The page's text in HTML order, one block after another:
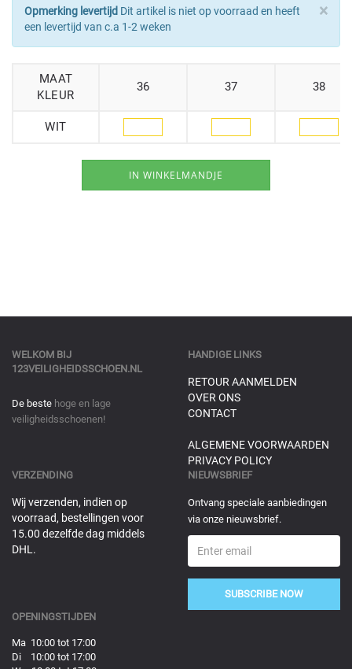
×
Opmerking levertijd Dit artikel is niet op voorraad en heeft
een levertijd van c.a 1-2 weken
MAAT
KLEUR
36 37 38
WIT
WELKOM BIJ
123VEILIGHEIDSSCHOEN.NL
De beste hoge en lage
veiligheidsschoenen!
HANDIGE LINKS
RETOUR AANMELDEN
OVER ONS
CONTACT
ALGEMENE VOORWAARDEN
PRIVACY POLICY
VERZENDING
Wij verzenden, indien op
voorraad, bestellingen voor
15.00 dezelfde dag middels
DHL.
NIEUWSBRIEF
Ontvang speciale aanbiedingen
via onze nieuwsbrief.
SUBSCRIBE NOW
OPENINGSTIJDEN
Ma 10:00 tot 17:00
Di 10:00 tot 17:00